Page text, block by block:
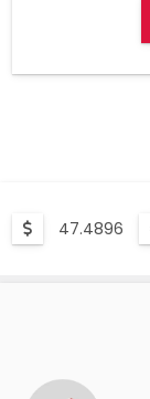
47.4896